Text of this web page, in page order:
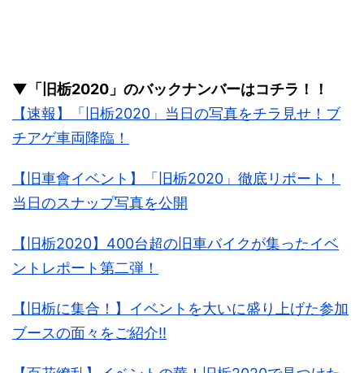
▼「旧栃2020」のバックナンバーはコチラ！！
【速報】「旧栃2020」当日の写真をチラ見せ！ブ
チアゲ車両降臨！
【旧車會イベント】「旧栃2020」徹底リポート！
当日のスナップ写真を公開
【旧栃2020】400台超の旧車バイクが集ったイベ
ントレポート第二弾！
【旧栃に集合！】イベントを大いに盛り上げた参加
ブースの面々をご紹介!!